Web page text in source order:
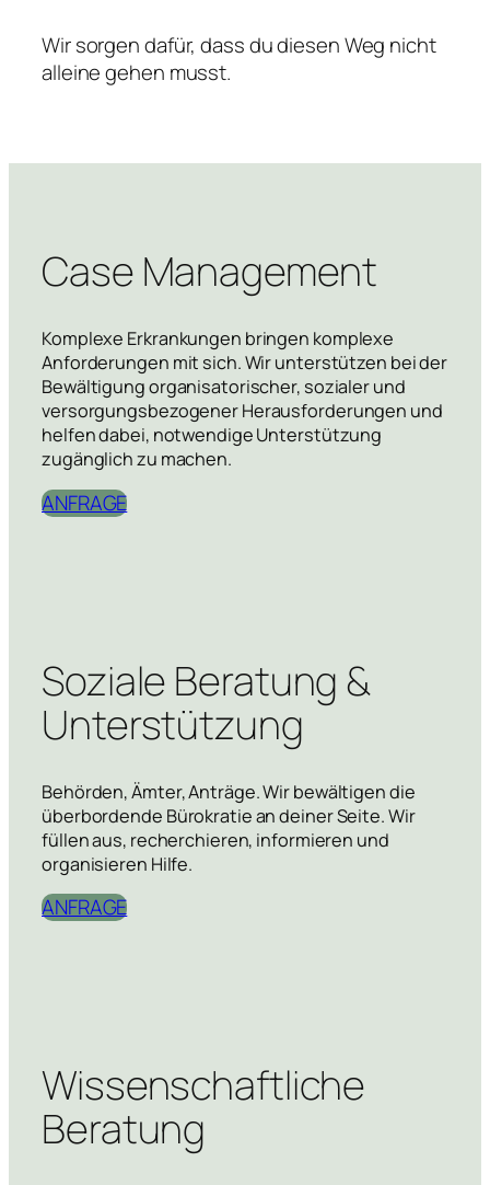
Wir sorgen dafür, dass du diesen Weg nicht
alleine gehen musst.
Case Management
Komplexe Erkrankungen bringen komplexe
Anforderungen mit sich. Wir unterstützen bei der
Bewältigung organisatorischer, sozialer und
versorgungsbezogener Herausforderungen und
helfen dabei, notwendige Unterstützung
zugänglich zu machen.
ANFRAGE
Soziale Beratung &
Unterstützung
Behörden, Ämter, Anträge. Wir bewältigen die
überbordende Bürokratie an deiner Seite. Wir
füllen aus, recherchieren, informieren und
organisieren Hilfe.
ANFRAGE
Wissenschaftliche
Beratung